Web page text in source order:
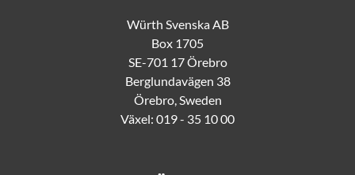
Würth Svenska AB
Box 1705
SE-701 17 Örebro
Berglundavägen 38
Örebro, Sweden
Växel: 019 - 35 10 00